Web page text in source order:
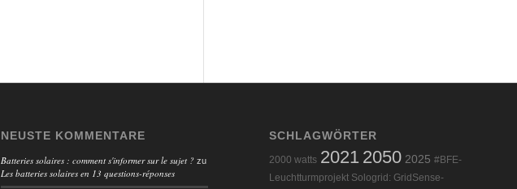
NEUSTE KOMMENTARE
Batteries solaires : comment s'informer sur le sujet ? zu
Les batteries solaires en 13 questions-réponses
SCHLAGWÖRTER
2000 watts 2021 2050 2025 #BFE-
Leuchtturmprojekt Sologrid: GridSense-